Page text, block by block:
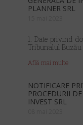
PLANNER SRL
1. Date privind
Tribunalul Buzău
Află mai multe
NOTIFICARE
PROCEDURII
INVEST SRL